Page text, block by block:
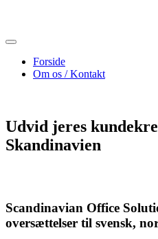
Forside
Om os / Kontakt
Udvid jeres
Skandinavien
Scandinavian Office
oversættelser til svensk,